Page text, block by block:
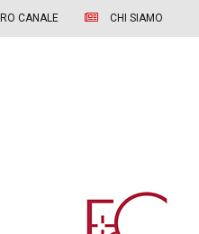
CANALE CHI SIAMO